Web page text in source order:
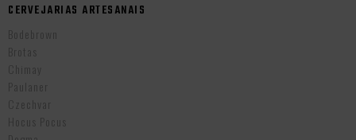
CERVEJARIAS ARTESANAIS
Bodebrown
Brotas
Chimay
Paulaner
Czechvar
Hocus Pocus